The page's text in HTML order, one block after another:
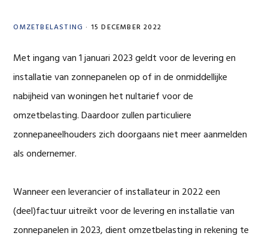
OMZETBELASTING · 15 DECEMBER 2022
Met ingang van 1 januari 2023 geldt voor de levering en
installatie van zonnepanelen op of in de onmiddellijke
nabijheid van woningen het nultarief voor de
omzetbelasting. Daardoor zullen particuliere
zonnepaneelhouders zich doorgaans niet meer aanmelden
als ondernemer.
Wanneer een leverancier of installateur in 2022 een
(deel)factuur uitreikt voor de levering en installatie van
zonnepanelen in 2023, dient omzetbelasting in rekening te